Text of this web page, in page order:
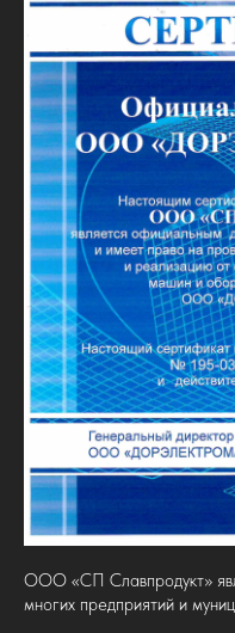
ООО «СП Славпродукт»
многих предприятий и